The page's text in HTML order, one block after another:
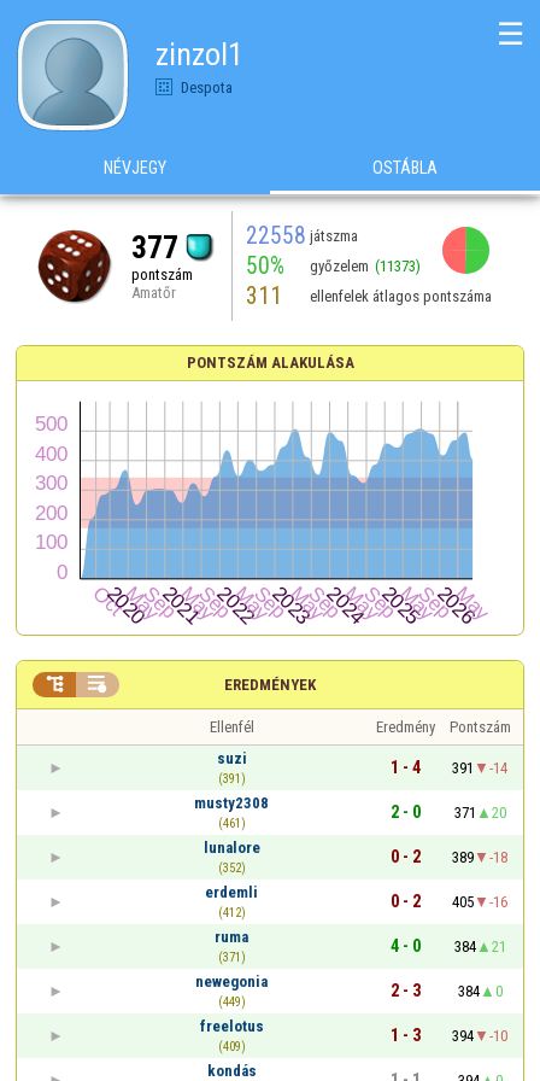
zinzol1
Despota
☰
NÉVJEGY OSTÁBLA
377
pontszám
Amatőr
22558 játszma
50% győzelem (11373)
311 ellenfelek átlagos pontszáma
PONTSZÁM ALAKULÁSA
EREDMÉNYEK
 
Ellenfél Eredmény
Pontszám
suzi
(391)
1 - 4 391
-14
musty2308
(461)
2 - 0 371
20
lunalore
(352)
0 - 2 389
-18
erdemli
(412)
0 - 2 405
-16
ruma
(371)
4 - 0 384
21
newegonia
(449)
2 - 3 384
0
freelotus
(409)
1 - 3 394
-10
kondás